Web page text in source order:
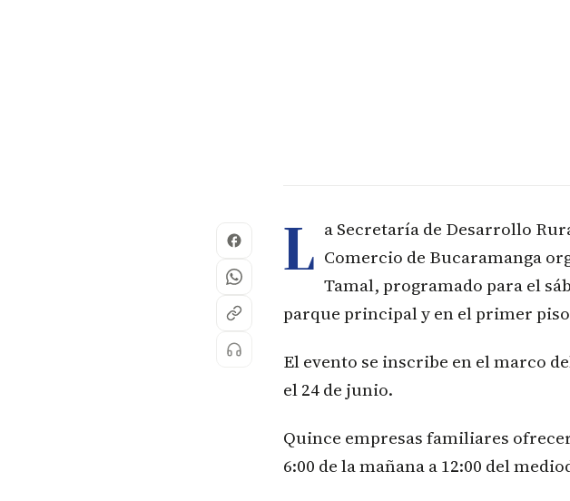
L a Secretaría de Desarrollo
Comercio de Bucaramanga
Tamal, programado para el
parque principal y en el primer
El evento se inscribe en el marco
el 24 de junio.
Quince empresas familiares
6:00 de la mañana a 12:00 del